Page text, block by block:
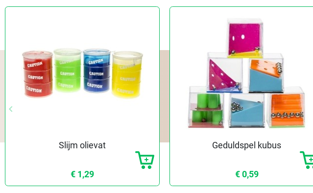
Vorige
keyboard_arrow_left
Slijm olievat
€ 1,29
Geduldspel kubus
€ 0,59